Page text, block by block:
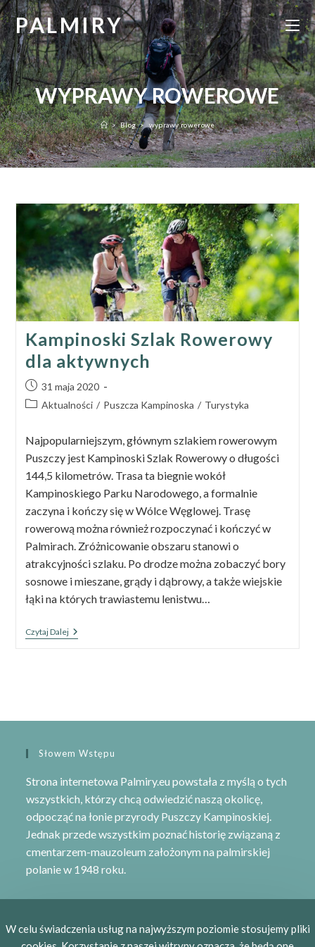
Skip
to
content
PALMIRY
WYPRAWY ROWEROWE
> Blog > wyprawy rowerowe
Kampinoski Szlak Rowerowy
dla aktywnych
Post
published:
31 maja 2020
PostAktualności / Puszcza Kampinoska / Turystyka
Najpopularniejszym, głównym szlakiem rowerowym
Puszczy jest Kampinoski Szlak Rowerowy o długości
144,5 kilometrów. Trasa ta biegnie wokół
Kampinoskiego Parku Narodowego, a formalnie
zaczyna i kończy się w Wólce Węglowej. Trasę
rowerową można również rozpoczynać i kończyć w
Palmirach. Zróżnicowanie obszaru stanowi o
atrakcyjności szlaku. Po drodze można zobaczyć bory
sosnowe i mieszane, grądy i dąbrowy, a także wiejskie
łąki na których trawiastemu lenistwu…
Czytaj DalejKampinoski
Szlak
Słowem Wstępu
Strona internetowa Palmiry.eu powstała z myślą o tych
wszystkich, którzy chcą odwiedzić naszą okolicę,
odpocząć na łonie przyrody Puszczy Kampinoskiej.
Jednak przede wszystkim poznać historię związaną z
cmentarzem-mauzoleum założonym na palmirskiej
polanie w 1948 roku.
Kontakt
W celu świadczenia usług na najwyższym poziomie stosujemy pliki